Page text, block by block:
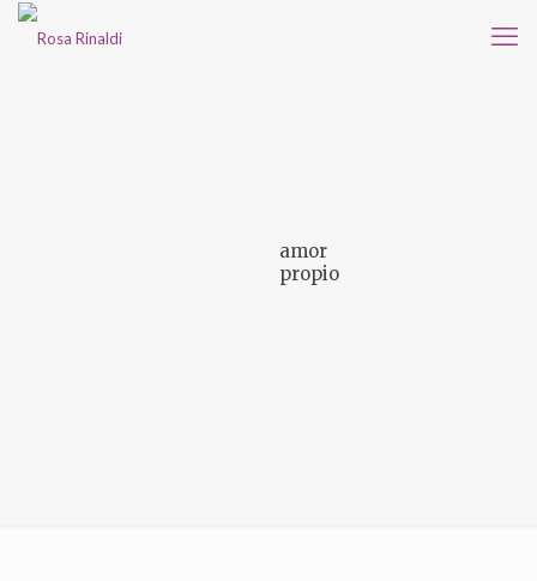
amor
propio